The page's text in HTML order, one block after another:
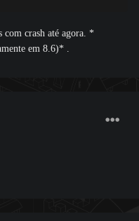
com crash até agora. *
em 8.6)* .